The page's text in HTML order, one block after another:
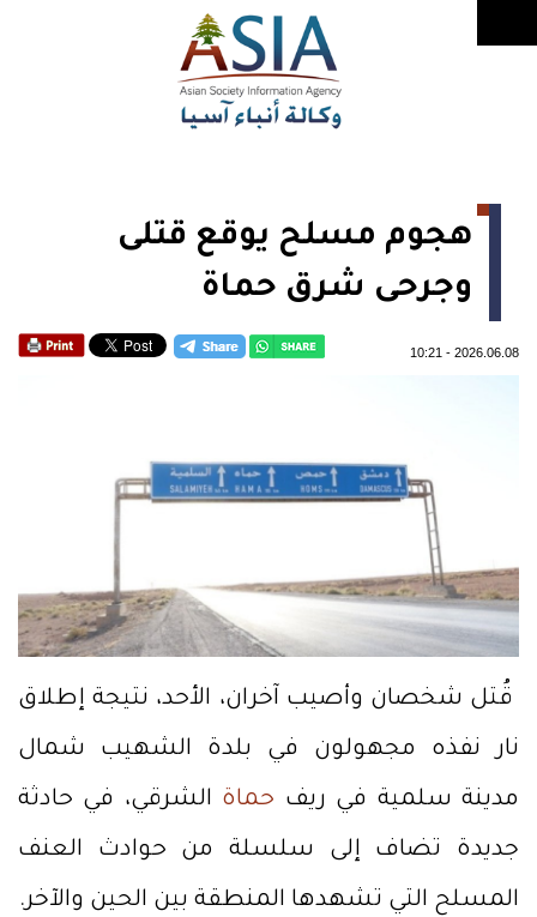
هجوم مسلح يوقع قتلى
وجرحى شرق حماة
2026.06.08
-
10:21
قُتل شخصان وأصيب آخران، الأحد، نتيجة إطلاق
نار نفذه مجهولون في بلدة الشهيب شمال
مدينة سلمية في ريف حماة الشرقي، في حادثة
جديدة تضاف إلى سلسلة من حوادث العنف
المسلح التي تشهدها المنطقة بين الحين والآخر.